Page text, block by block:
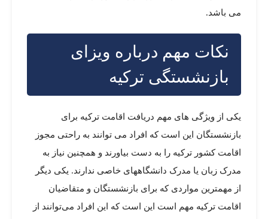
می باشد.
نکات مهم درباره ویزای
بازنشستگی ترکیه
یکی از ویژگی های مهم دریافت اقامت ترکیه برای
بازنشستگان این است که افراد می توانند به راحتی مجوز
اقامت کشور ترکیه را به دست بیاورند و همچنین نیاز به
مدرک زبان یا مدرک دانشگاههای خاصی ندارند. یکی دیگر
از مهمترین مواردی که برای بازنشستگان و متقاضیان
اقامت ترکیه مهم است این است که این افراد می‌توانند از